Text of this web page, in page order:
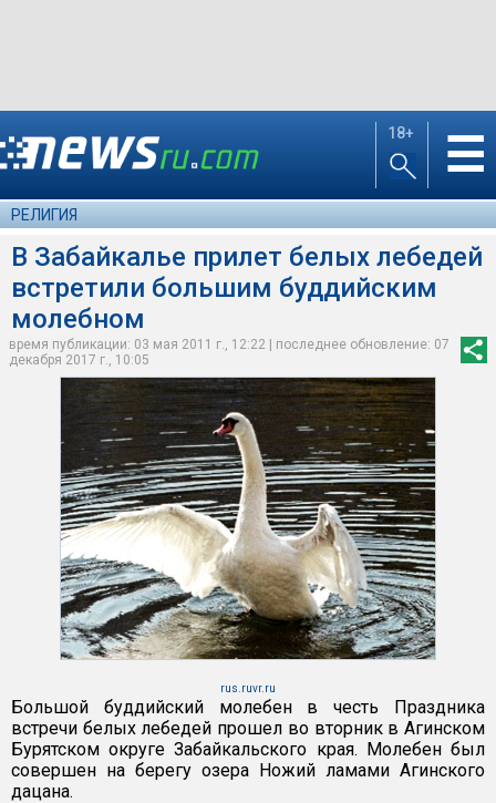
18+ ☰
РЕЛИГИЯ
В Забайкалье прилет белых лебедей
встретили большим буддийским
молебном
время публикации: 03 мая 2011 г., 12:22 | последнее обновление: 07
декабря 2017 г., 10:05
rus.ruvr.ru
Большой буддийский молебен в честь Праздника
встречи белых лебедей прошел во вторник в Агинском
Бурятском округе Забайкальского края. Молебен был
совершен на берегу озера Ножий ламами Агинского
дацана.